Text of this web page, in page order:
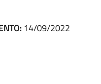
14/09/2022